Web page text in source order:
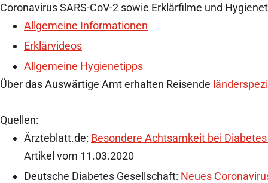
Coronavirus SARS-CoV-2 sowie Erklärfilme und
Allgemeine Informationen
Erklärvideos
Allgemeine Hygienetipps
Über das Auswärtige Amt erhalten Reisende
Quellen:
Ärzteblatt.de: Besondere Achtsamkeit bei
Artikel vom 11.03.2020
Deutsche Diabetes Gesellschaft: Neues